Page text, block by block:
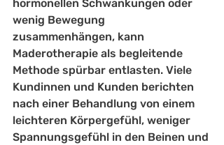
hormonellen Schwankungen oder
wenig Bewegung
zusammenhängen, kann
Maderotherapie als begleitende
Methode spürbar entlasten. Viele
Kundinnen und Kunden berichten
nach einer Behandlung von einem
leichteren Körpergefühl, weniger
Spannungsgefühl in den Beinen und